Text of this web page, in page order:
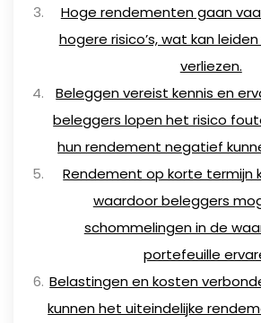
Hoge rendementen gaan
hogere risico’s, wat kan
verliezen.
Beleggen vereist kennis en
beleggers lopen het risico
hun rendement negatief
Rendement op korte termijn
waardoor beleggers
schommelingen in de
portefeuille
Belastingen en kosten
kunnen het uiteindelijke